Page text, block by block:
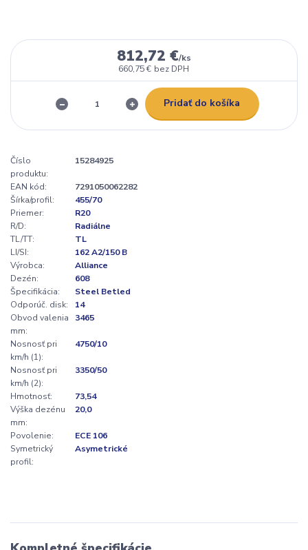
812,72 €/ks
660,75 € bez DPH
Pridať do košíka
Číslo
produktu:
15284925
EAN kód:
7291050062282
Šírka/profil:
455/70
Priemer:
R20
R/D:
Radiálne
TL/TT:
TL
LI/SI:
162 A2/150 B
Výrobca:
Alliance
Dezén:
608
Špecifikácia:
Steel Betled
Odporúč. disk:
14
Obvod valenia
mm:
3465
Nosnosť pri
km/h (1):
4750/10
Nosnosť pri
km/h (2):
3350/50
Hmotnosť:
73,54
Výška dezénu
mm:
20,0
Povolenie:
ECE 106
Symetrický
profil:
Asymetrické